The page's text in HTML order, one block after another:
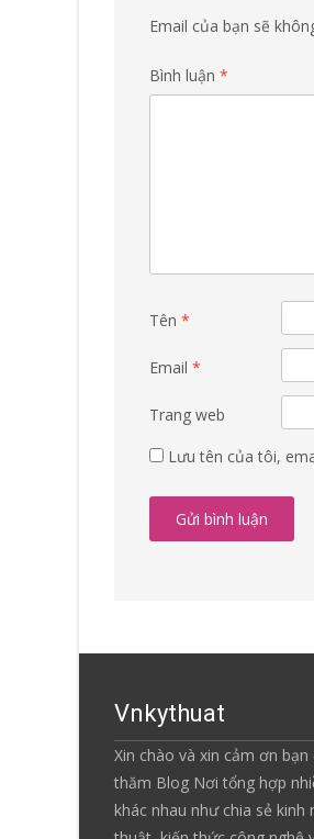
Email của bạn sẽ
Bình luận *
Tên *
Email *
Trang web
Lưu tên của tôi,
Vnkythuat
Xin chào và xin cảm ơn bạn
thăm Blog Nơi tổng hợp
khác nhau như chia sẻ kinh